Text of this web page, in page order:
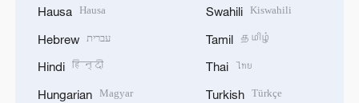
Hausa Hausa
Hebrew עברית
Hindi हिन्दी
Hungarian Magyar
Swahili Kiswahili
Tamil தமிழ்
Thai ไทย
Turkish Türkçe